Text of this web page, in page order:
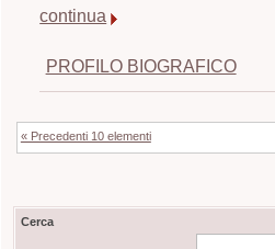
continua
PROFILO BIOGRAFICO
« Precedenti 10 elementi
Cerca